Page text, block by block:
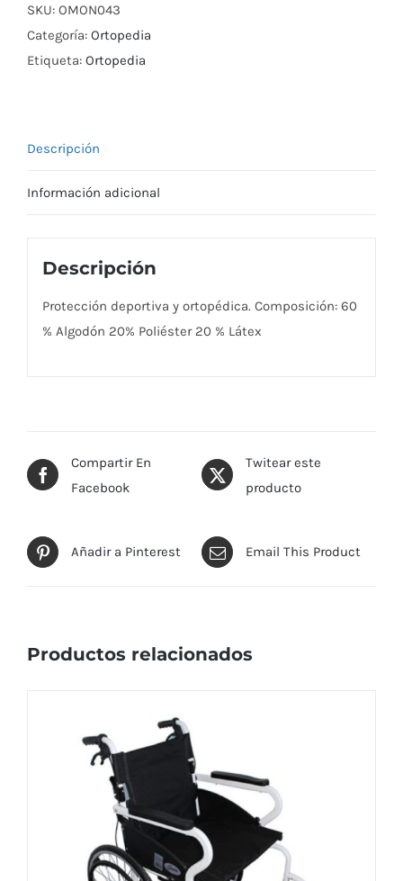
Ch
cantidad
SKU: OMON043
Categoría: Ortopedia
Etiqueta: Ortopedia
Descripción
Información adicional
Descripción
Protección deportiva y ortopédica. Composición: 60
% Algodón 20% Poliéster 20 % Látex
Compartir En
Facebook
Twitear este
producto
Añadir a Pinterest Email This Product
Productos relacionados